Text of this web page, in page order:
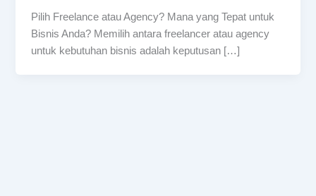
Pilih Freelance atau Agency? Mana yang Tepat untuk
Bisnis Anda? Memilih antara freelancer atau agency
untuk kebutuhan bisnis adalah keputusan […]